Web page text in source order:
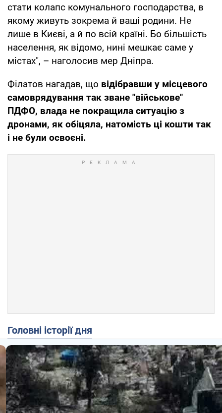
стати колапс комунального господарства, в
якому живуть зокрема й ваші родини. Не
лише в Києві, а й по всій країні. Бо більшість
населення, як відомо, нині мешкає саме у
містах", – наголосив мер Дніпра.
Філатов нагадав, що відібравши у місцевого
самоврядування так зване "військове"
ПДФО, влада не покращила ситуацію з
дронами, як обіцяла, натомість ці кошти так
і не були освоєні.
Головні історії дня